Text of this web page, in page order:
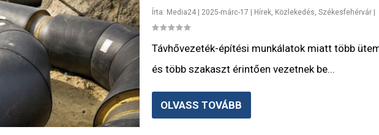
Írta: Media24| 2025-márc-17 Hírek, Közlekedés, Székesfehérvár|
Távhővezeték-építési munkálatok miatt több
és több szakaszt érintően vezetnek be...
OLVASS TOVÁBB